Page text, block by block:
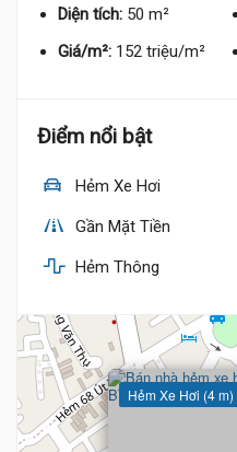
Diện tích: 50 m²
Giá/m²: 152 triệu/m²
Điểm nổi bật
Hẻm Xe Hơi
Gần Mặt Tiền
Hẻm Thông
Hẻm Xe Hơi (4 m)